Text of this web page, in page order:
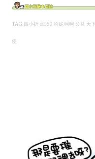
TAG:四小折 off60 哈妮 呵呵 公益 天
使